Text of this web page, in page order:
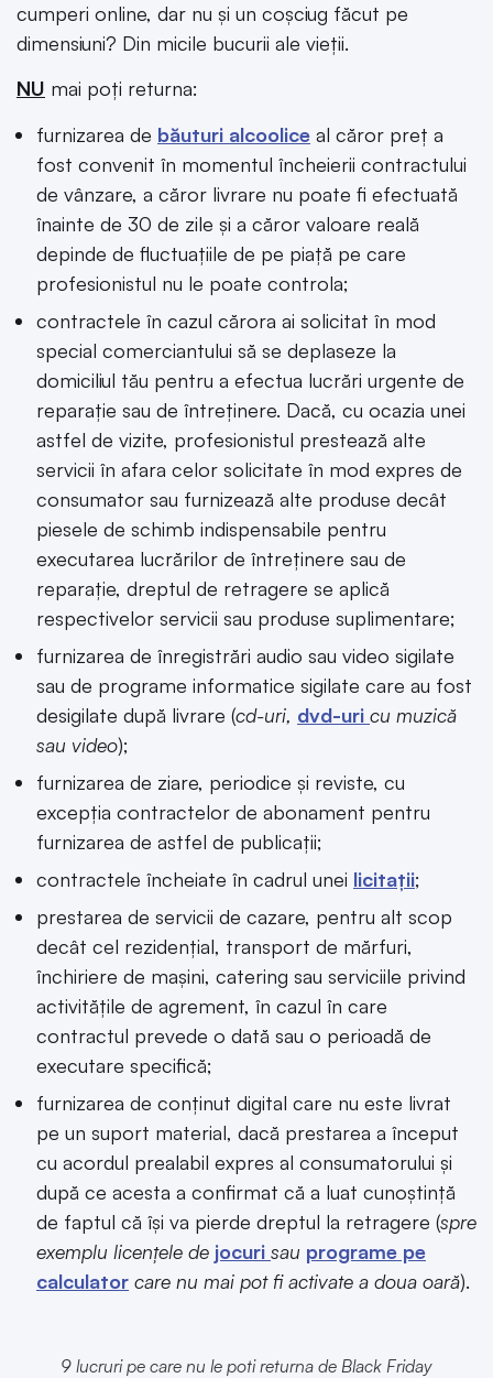
cumperi online, dar nu și un coșciug făcut pe
dimensiuni? Din micile bucurii ale vieții.
NU mai poți returna:
furnizarea de băuturi alcoolice al căror preț a
fost convenit în momentul încheierii contractului
de vânzare, a căror livrare nu poate fi efectuată
înainte de 30 de zile și a căror valoare reală
depinde de fluctuațiile de pe piață pe care
profesionistul nu le poate controla;
contractele în cazul cărora ai solicitat în mod
special comerciantului să se deplaseze la
domiciliul tău pentru a efectua lucrări urgente de
reparație sau de întreținere. Dacă, cu ocazia unei
astfel de vizite, profesionistul prestează alte
servicii în afara celor solicitate în mod expres de
consumator sau furnizează alte produse decât
piesele de schimb indispensabile pentru
executarea lucrărilor de întreținere sau de
reparație, dreptul de retragere se aplică
respectivelor servicii sau produse suplimentare;
furnizarea de înregistrări audio sau video sigilate
sau de programe informatice sigilate care au fost
desigilate după livrare (cd-uri, dvd-uri cu muzică
sau video);
furnizarea de ziare, periodice și reviste, cu
excepția contractelor de abonament pentru
furnizarea de astfel de publicații;
contractele încheiate în cadrul unei licitații;
prestarea de servicii de cazare, pentru alt scop
decât cel rezidențial, transport de mărfuri,
închiriere de mașini, catering sau serviciile privind
activitățile de agrement, în cazul în care
contractul prevede o dată sau o perioadă de
executare specifică;
furnizarea de conținut digital care nu este livrat
pe un suport material, dacă prestarea a început
cu acordul prealabil expres al consumatorului și
după ce acesta a confirmat că a luat cunoștință
de faptul că își va pierde dreptul la retragere (spre
exemplu licențele de jocuri sau programe pe
calculator care nu mai pot fi activate a doua oară).
9 lucruri pe care nu le poti returna de Black Friday